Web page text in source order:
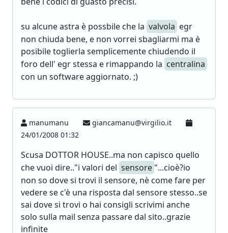
su alcune astra è possbile che la valvola egr
non chiuda bene, e non vorrei sbagliarmi ma è
posibile toglierla semplicemente chiudendo il
foro dell' egr stessa e rimappando la centralina
con un software aggiornato. ;)
manumanu
giancamanu@virgilio.it
24/01/2008 01:32
Scusa DOTTOR HOUSE..ma non capisco quello
che vuoi dire.."i valori del sensore "...cioè?io
non so dove si trovi il sensore, nè come fare per
vedere se c'è una risposta dal sensore stesso..se
sai dove si trovi o hai consigli scrivimi anche
solo sulla mail senza passare dal sito..grazie
infinite